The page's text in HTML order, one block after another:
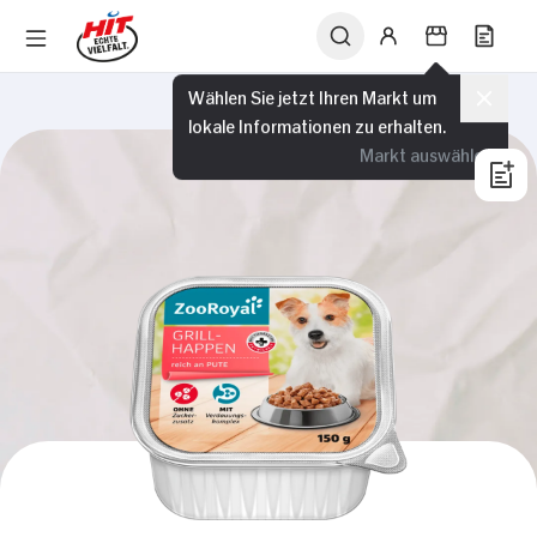
Wählen Sie jetzt Ihren Markt um
lokale Informationen zu erhalten.
Markt auswählen